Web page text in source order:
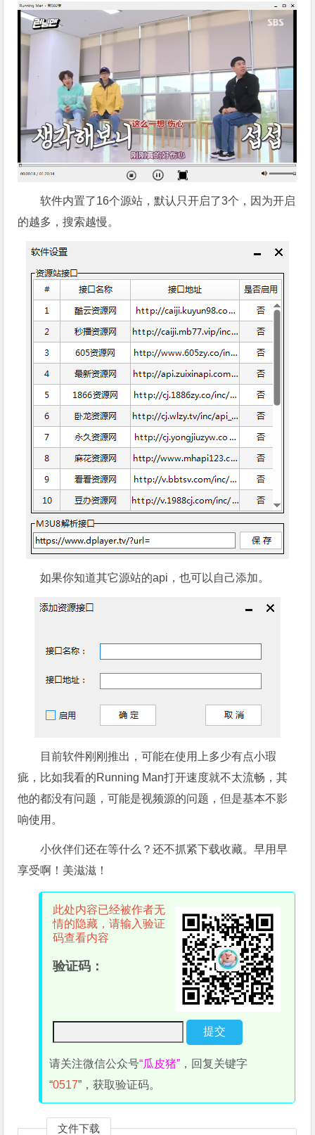
软件内置了16个源站，默认只开启了3个，因为开启
的越多，搜索越慢。
如果你知道其它源站的api，也可以自己添加。
目前软件刚刚推出，可能在使用上多少有点小瑕
疵，比如我看的Running Man打开速度就不太流畅，其
他的都没有问题，可能是视频源的问题，但是基本不影
响使用。
小伙伴们还在等什么？还不抓紧下载收藏。早用早
享受啊！美滋滋！
此处内容已经被作者无
情的隐藏，请输入验证
码查看内容
验证码：
请关注微信公众号“瓜皮猪” ，回复关键字
“0517”，获取验证码。
文件下载